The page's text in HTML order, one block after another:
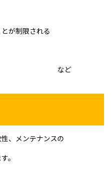
が制限される
がある など
、メンテナンスの
。